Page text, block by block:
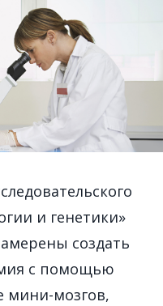
и генетики»
создать
с помощью
мини-мозгов,